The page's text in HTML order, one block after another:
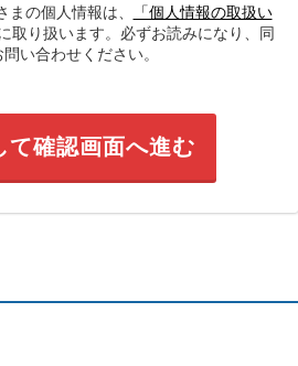
の個人情報は、
「個人情報の取扱い
取り扱います。必ずお読みになり、同
い合わせください。
て確認画面へ進む